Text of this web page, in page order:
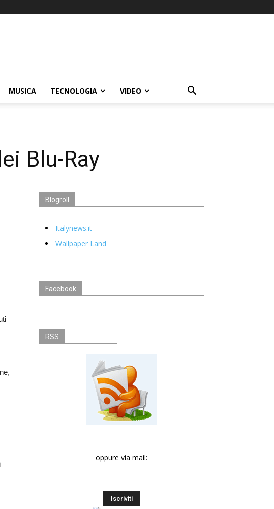
MUSICA TECNOLOGIA VIDEO
Blu-Ray
Blogroll
Italynews.it
Wallpaper Land
Facebook
RSS
oppure via mail: